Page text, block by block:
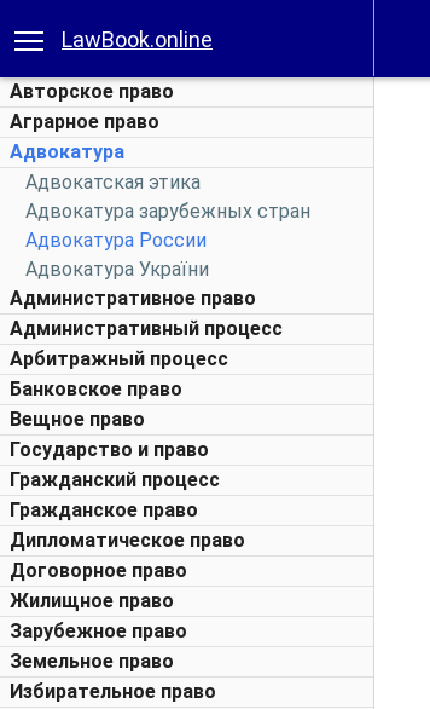
LawBook.online
Авторское право
Аграрное право
Адвокатура
Адвокатская этика
Адвокатура зарубежных стран
Адвокатура России
Адвокатура України
Административное право
Административный процесс
Арбитражный процесс
Банковское право
Вещное право
Государство и право
Гражданский процесс
Гражданское право
Дипломатическое право
Договорное право
Жилищное право
Зарубежное право
Земельное право
Избирательное право